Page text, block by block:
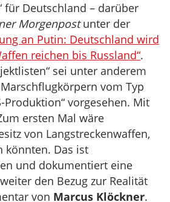
für Deutschland – darüber
Morgenpostunter der
an Putin: Deutschland wird
reichen bis Russland“.
sei unter anderem
vom Typ
Produktion“ vorgesehen. Mit
ersten Mal wäre
von Langstreckenwaffen,
könnten. Das ist
und dokumentiert eine
den Bezug zur Realität
von Marcus Klöckner.